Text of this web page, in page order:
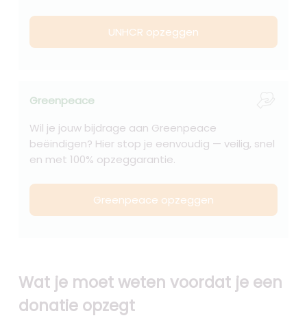
UNHCR opzeggen
Greenpeace
Wil je jouw bijdrage aan Greenpeace
beëindigen? Hier stop je eenvoudig — veilig, snel
en met 100% opzeggarantie.
Greenpeace opzeggen
Wat je moet weten voordat je een
donatie opzegt